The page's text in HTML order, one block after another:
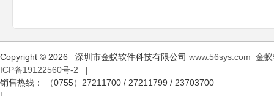
Copyright © 2026 深圳市金蚁软件科技有限公司 www.56sys.com 金
ICP备19122560号-2 |
销售热线： （0755）27211700 / 27211799 / 23703700